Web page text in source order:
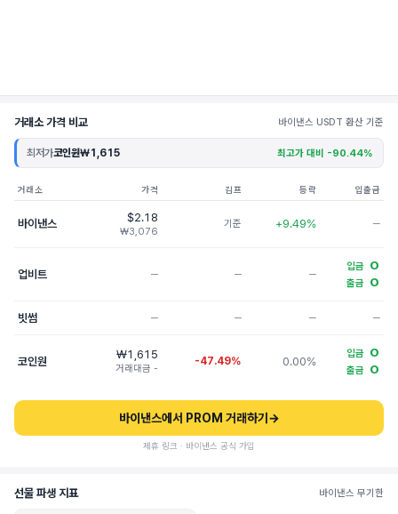
거래소 가격 비교 바이낸스 USDT 환산 기준
최저가코인원₩1,615 최고가 대비 -90.44%
거래소 가격 김프 등락 입출금
바이낸스 $2.18
₩3,076
기준 +9.49% ─
업비트 ─ ─ ─
입금 O
출금 O
빗썸 ─ ─ ─ ─
코인원
₩1,615
거래대금 -
-47.49% 0.00%
입금 O
출금 O
바이낸스에서 PROM 거래하기 →
제휴 링크 · 바이낸스 공식 가입
선물 파생 지표 바이낸스 무기한